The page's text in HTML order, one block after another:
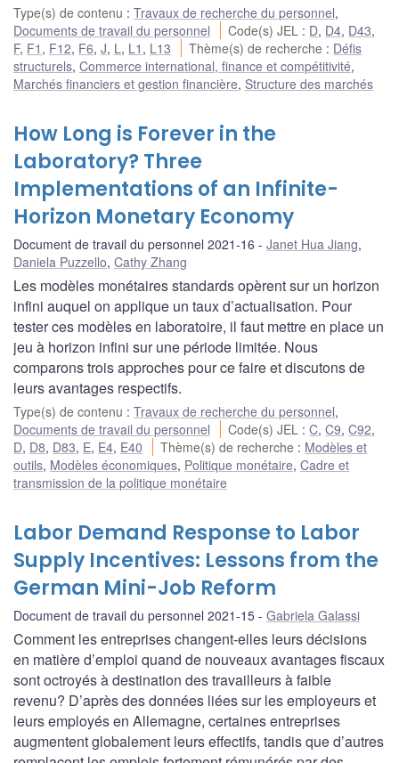
Type(s) de contenu : Travaux de recherche du personnel,
Documents de travail du personnel
Code(s) JEL : D, D4, D43,
F, F1 , F12, F6, J, L , L1 , L13 Thème(s) de recherche : Défis
structurels, Commerce international, finance et compétitivité,
Marchés financiers et gestion financière, Structure des marchés
How Long is Forever in the
Laboratory? Three
Implementations of an Infinite-
Horizon Monetary Economy
Document de travail du personnel 2021-16 Janet Hua Jiang,
Daniela Puzzello, Cathy Zhang
Les modèles monétaires standards opèrent sur un horizon
infini auquel on applique un taux d’actualisation. Pour
tester ces modèles en laboratoire, il faut mettre en place un
jeu à horizon infini sur une période limitée. Nous
comparons trois approches pour ce faire et discutons de
leurs avantages respectifs.
Type(s) de contenu : Travaux de recherche du personnel,
Documents de travail du personnel
Code(s) JEL :C,C9,C92,
D, D8, D83, E, E4, E40 Thème(s) de recherche : Modèles et
outils, Modèles économiques, Politique monétaire, Cadre et
transmission de la politique monétaire
Labor Demand Response to Labor
Supply Incentives: Lessons from the
German Mini-Job Reform
Document de travail du personnel 2021-15 Gabriela Galassi
Comment les entreprises changent-elles leurs décisions
en matière d’emploi quand de nouveaux avantages fiscaux
sont octroyés à destination des travailleurs à faible
revenu? D’après des données liées sur les employeurs et
leurs employés en Allemagne, certaines entreprises
augmentent globalement leurs effectifs, tandis que d’autres